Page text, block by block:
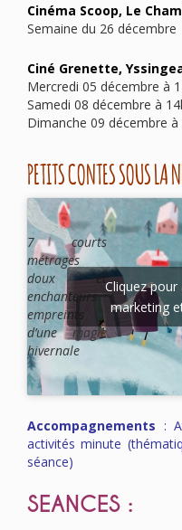
Cinéma Scoop, Le
Semaine du 26 décembre
Ciné Grenette,
Mercredi 05 décembre à
Samedi 08 décembre à
Dimanche 09 décembre
PETITS CONTES SOUS
7 courts
métrages
doux et
enchanteurs
empreints
d’une magie
hivernale
Cliquez
marketing
Accompagnements :
activités minute
séance)
SEANCES :